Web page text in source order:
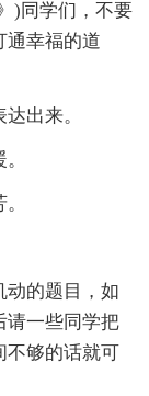
)同学们，不要
通幸福的道
出来。
的题目，如
请一些同学把
不够的话就可